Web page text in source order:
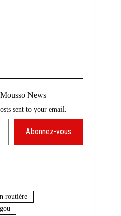
News
sent to your email.
Abonnez-vous
routière